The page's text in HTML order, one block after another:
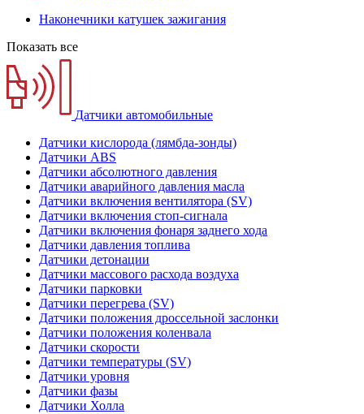
Наконечники катушек зажигания
Показать все
Датчики автомобильные
Датчики кислорода (лямбда-зонды)
Датчики ABS
Датчики абсолютного давления
Датчики аварийного давления масла
Датчики включения вентилятора (SV)
Датчики включения стоп-сигнала
Датчики включения фонаря заднего хода
Датчики давления топлива
Датчики детонации
Датчики массового расхода воздуха
Датчики парковки
Датчики перегрева (SV)
Датчики положения дроссельной заслонки
Датчики положения коленвала
Датчики скорости
Датчики температуры (SV)
Датчики уровня
Датчики фазы
Датчики Холла